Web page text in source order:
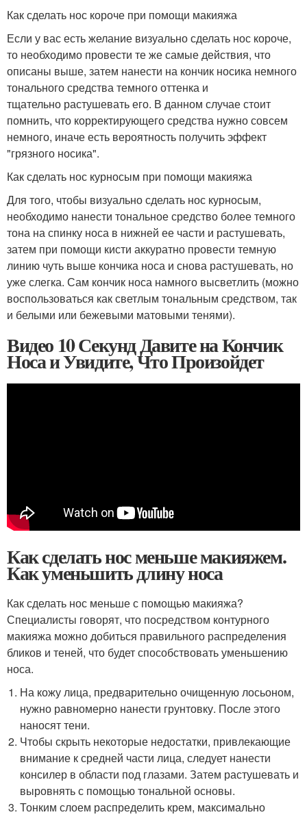
Как сделать нос короче при помощи макияжа
Если у вас есть желание визуально сделать нос короче,
то необходимо провести те же самые действия, что
описаны выше, затем нанести на кончик носика немного
тонального средства темного оттенка и
тщательно растушевать его. В данном случае стоит
помнить, что корректирующего средства нужно совсем
немного, иначе есть вероятность получить эффект
"грязного носика".
Как сделать нос курносым при помощи макияжа
Для того, чтобы визуально сделать нос курносым,
необходимо нанести тональное средство более темного
тона на спинку носа в нижней ее части и растушевать,
затем при помощи кисти аккуратно провести темную
линию чуть выше кончика носа и снова растушевать, но
уже слегка. Сам кончик носа намного высветлить (можно
воспользоваться как светлым тональным средством, так
и белыми или бежевыми матовыми тенями).
Видео 10 Секунд Давите на Кончик
Носа и Увидите, Что Произойдет
Как сделать нос меньше макияжем.
Как уменьшить длину носа
Как сделать нос меньше с помощью макияжа?
Специалисты говорят, что посредством контурного
макияжа можно добиться правильного распределения
бликов и теней, что будет способствовать уменьшению
носа.
На кожу лица, предварительно очищенную лосьоном,
нужно равномерно нанести грунтовку. После этого
наносят тени.
Чтобы скрыть некоторые недостатки, привлекающие
внимание к средней части лица, следует нанести
консилер в области под глазами. Затем растушевать и
выровнять с помощью тональной основы.
Тонким слоем распределить крем, максимально